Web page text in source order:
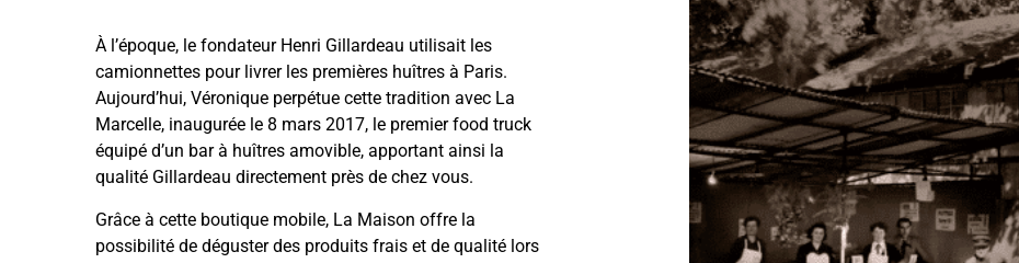
À l’époque, le fondateur Henri Gillardeau utilisait les
camionnettes pour livrer les premières huîtres à Paris.
Aujourd’hui, Véronique perpétue cette tradition avec La
Marcelle, inaugurée le 8 mars 2017, le premier food truck
équipé d’un bar à huîtres amovible, apportant ainsi la
qualité Gillardeau directement près de chez vous.
Grâce à cette boutique mobile, La Maison offre la
possibilité de déguster des produits frais et de qualité lors